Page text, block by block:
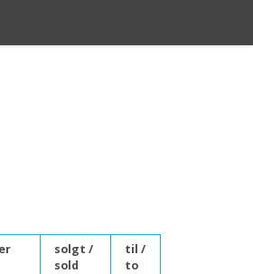
solgt /
sold
til /
to